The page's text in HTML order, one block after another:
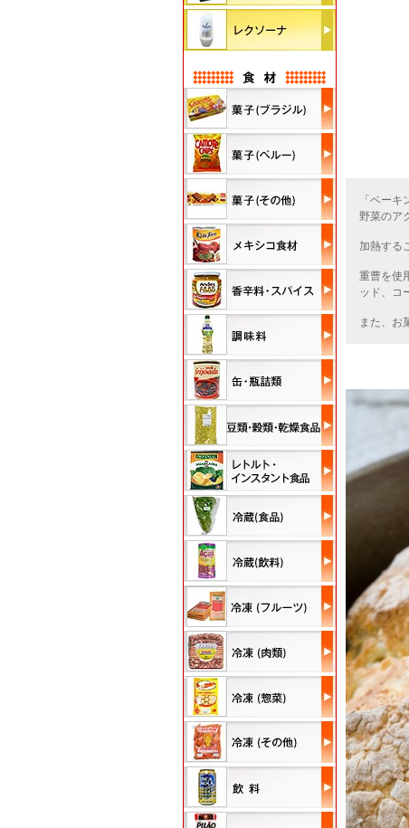
「ベー
野菜のア
加熱する
重曹を使
ッド、コ
また、お